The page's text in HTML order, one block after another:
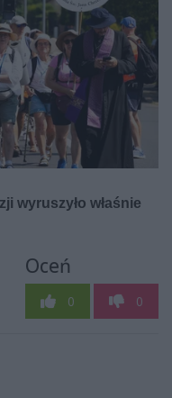
Oceń
0 0